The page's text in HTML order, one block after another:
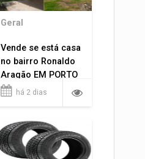
Geral
Vende se está casa
no bairro Ronaldo
Aragão EM PORTO
VELHO RO.
há 2 dias